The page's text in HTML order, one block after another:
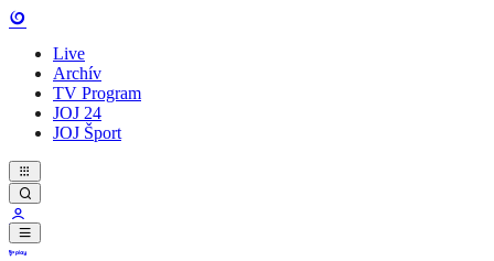
Live
Archív
TV Program
JOJ 24
JOJ Šport